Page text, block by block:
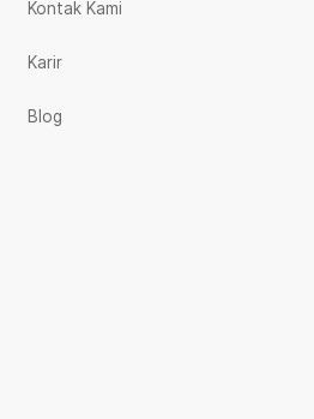
Kontak Kami
Karir
Blog